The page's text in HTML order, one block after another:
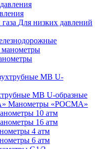
Для низких давлений
МВ U-образные
Манометры «РОСМА»
10 атм
16 атм
4 атм
6 атм